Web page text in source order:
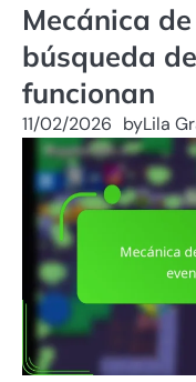
Mecánica
búsqueda
funcionan
11/02/2026 byLila